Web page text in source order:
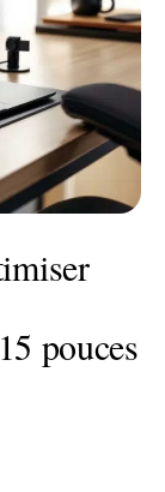
pouces